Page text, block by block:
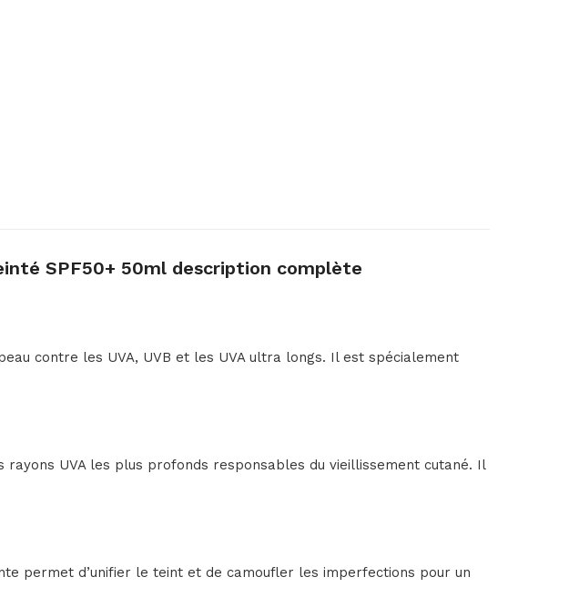
SPF50+ 50ml description complète
contre les UVA, UVB et les UVA ultra longs. Il est spécialement
UVA les plus profonds responsables du vieillissement cutané. Il
permet d’unifier le teint et de camoufler les imperfections pour un